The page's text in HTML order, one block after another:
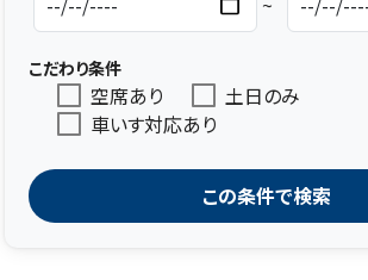
こだわり条件
空席あり
土日のみ
車いす対応あり
この条件で検索